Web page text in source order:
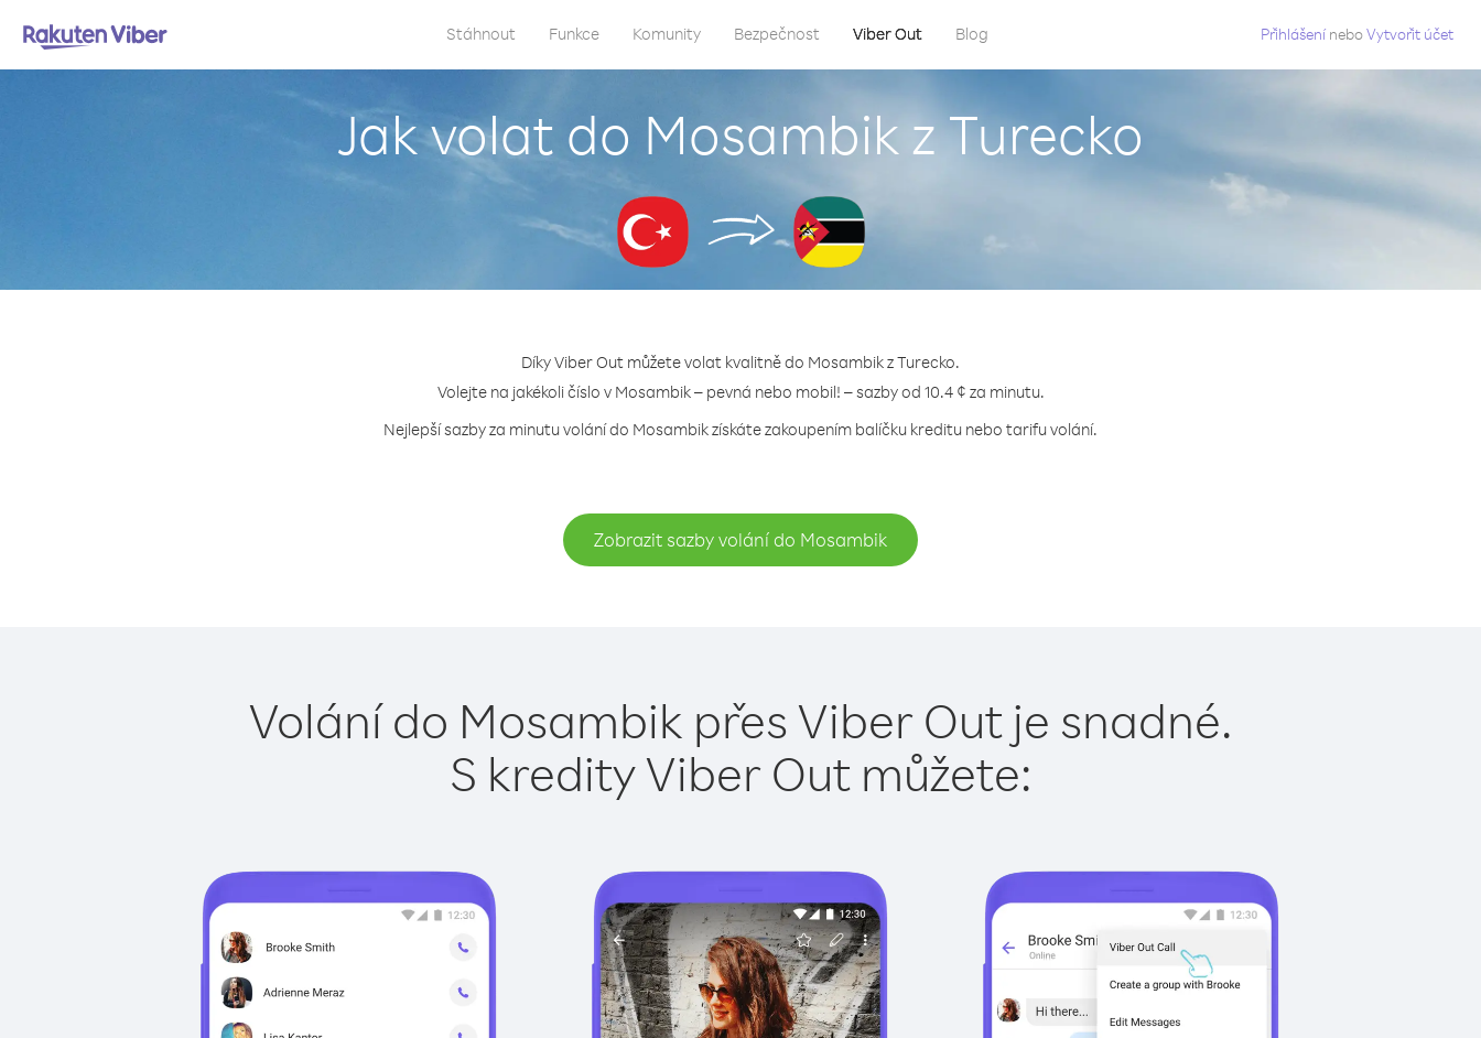
Stáhnout Funkce Komunity Bezpečnost Viber Out Blog Přihlášení neboVytvořit účet
Jak volat do Mosambik z Turecko
Díky Viber Out můžete volat kvalitně do Mosambik z Turecko.
Volejte na jakékoli číslo v Mosambik – pevná nebo mobil! – sazby od 10.4 ¢ za minutu.
Nejlepší sazby za minutu volání do Mosambik získáte zakoupením balíčku kreditu nebo tarifu volání.
Zobrazit sazby volání do Mosambik
Volání do Mosambik přes Viber Out je snadné.
S kredity Viber Out můžete: